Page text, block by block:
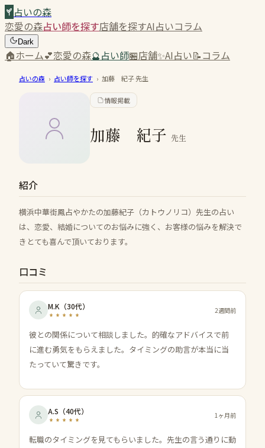
占いの森
恋愛の森占い師を探す店舗を探すAI占いコラム
Dark
🏠ホーム💕恋愛の森🔮占い師🏪店舗✨AI占い📝コラム
占いの森 › 占い師を探す › 加藤 紀子先生
情報掲載
加藤 紀子 先生
紹介
横浜中華街鳳占やかたの加藤紀子（カトウノリコ）先生の占い
は、恋愛、結婚についてのお悩みに強く、お客様の悩みを解決で
きとても喜んで頂いております。
口コミ
M.K （30代） 2週間前
彼との関係について相談しました。的確なアドバイスで前
に進む勇気をもらえました。タイミングの助言が本当に当
たっていて驚きです。
A.S （40代） 1ヶ月前
転職のタイミングを見てもらいました。先生の言う通りに動